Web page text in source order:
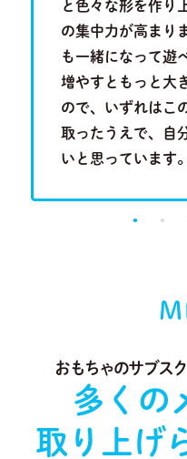
と色々な形を作り
の集中力が高まり
も一緒になって遊
増やすともっと大
ので、いずれはこ
取ったうえで、自
いと思っています。
おもちゃのサブス
多くの
取り上げ